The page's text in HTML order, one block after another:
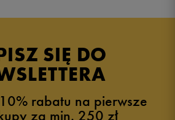
SIĘ DO
rabatu na pierwsze
za min. 250 zł